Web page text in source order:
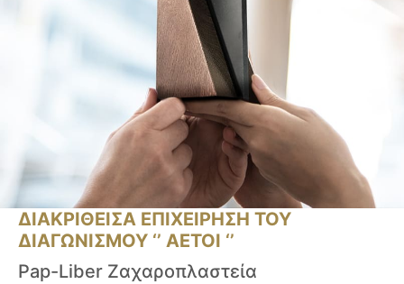
ΔΙΑΚΡΙΘΕΙΣΑ ΕΠΙΧΕΙΡΗΣΗ ΤΟΥ
ΔΙΑΓΩΝΙΣΜΟΥ ‘’ ΑΕΤΟΙ ‘’
Pap-Liber Ζαχαροπλαστεία